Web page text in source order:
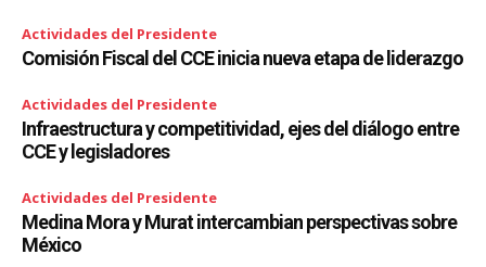
Actividades del Presidente
Comisión Fiscal del CCE inicia nueva etapa de liderazgo
Actividades del Presidente
Infraestructura y competitividad, ejes del diálogo entre
CCE y legisladores
Actividades del Presidente
Medina Mora y Murat intercambian perspectivas sobre
México